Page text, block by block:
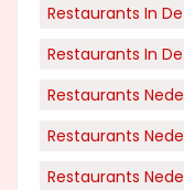
Restaurants In
Restaurants In
Restaurants
Restaurants
Restaurants